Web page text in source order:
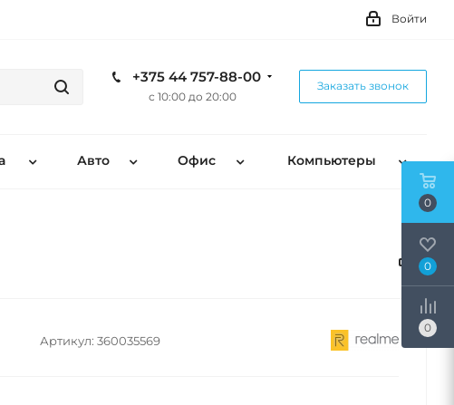
Войти
+375 44 757-88-00
с 10:00 до 20:00
Заказать звонок
Авто Офис Компьютеры
Артикул: 360035569
0
0
0